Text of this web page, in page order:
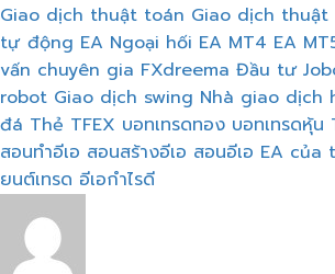
Giao dịch thuật toán Giao dịch thuật
tự động EA Ngoại hối EA MT4 EA
vấn chuyên gia FXdreema Đầu tư
robot Giao dịch swing Nhà giao dịch
đá Thẻ TFEX บอทเทรดทอง บอทเทรดหุ้น
สอนทำอีเอ สอนสร้างอีเอ สอนอีเอ EA của
ยนต์เทรด อีเอกำไรดี